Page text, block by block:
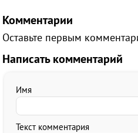
Комментарии
Оставьте первым
Написать комментарий
Имя
Текст комментария